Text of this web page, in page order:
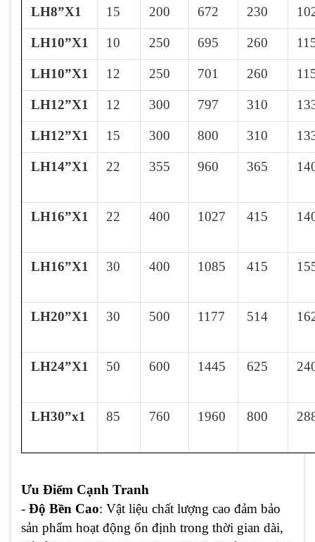
LH8”X1 15 200 672 230
LH10”X1 10 250 695 260
LH10”X1 12 250 701 260
LH12”X1 12 300 797 310
LH12”X1 15 300 800 310
LH14”X1 22 355 960 365
LH16”X1 22 400 1027 415
LH16”X1 30 400 1085 415
LH20”X1 30 500 1177 514
LH24”X1 50 600 1445 625
LH30”x1 85 760 1960 800
Ưu Điểm Cạnh Tranh
- Độ Bền Cao: Vật liệu chất lượng cao đảm bảo
sản phẩm hoạt động ổn định trong thời gian dài,